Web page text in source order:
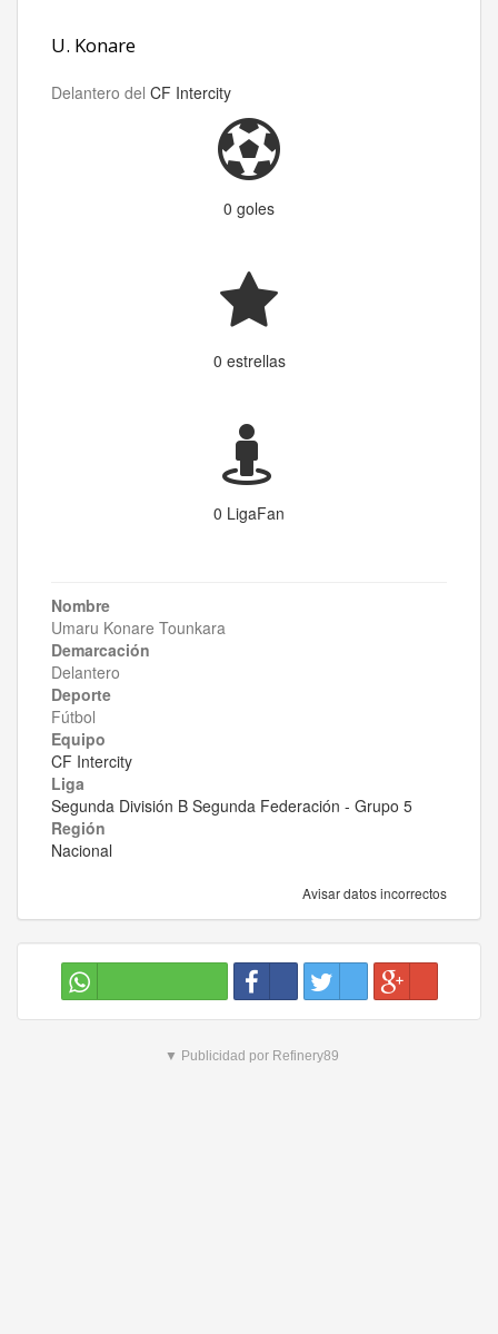
U. Konare
Delantero del CF Intercity
0 goles
0 estrellas
0 LigaFan
Nombre
Umaru Konare Tounkara
Demarcación
Delantero
Deporte
Fútbol
Equipo
CF Intercity
Liga
Segunda División B Segunda Federación - Grupo 5
Región
Nacional
Avisar datos incorrectos
▼ Publicidad por Refinery89